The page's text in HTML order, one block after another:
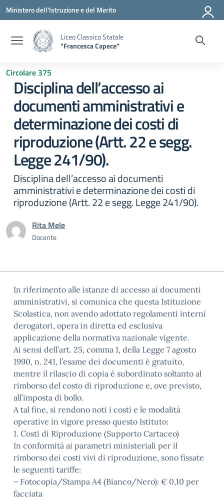
Vai ai contenuti
Vai al menu di navigazione
Vai al footer
Ministero dell'Istruzione e del Merito
Liceo Classico Statale
"Francesca Capece"
Circolare 375
Disciplina dell’accesso ai
documenti amministrativi e
determinazione dei costi di
riproduzione (Artt. 22 e segg.
Legge 241/90).
Disciplina dell’accesso ai documenti
amministrativi e determinazione dei costi di
riproduzione (Artt. 22 e segg. Legge 241/90).
Rita Mele
Docente
In riferimento alle istanze di accesso ai documenti
amministrativi, si comunica che questa Istituzione
Scolastica, non avendo adottato regolamenti interni
derogatori, opera in diretta ed esclusiva
applicazione della normativa nazionale vigente.
Ai sensi dell’art. 25, comma 1, della Legge 7 agosto
1990, n. 241, l’esame dei documenti è gratuito,
mentre il rilascio di copia è subordinato soltanto al
rimborso del costo di riproduzione e, ove previsto,
all’imposta di bollo.
A tal fine, si rendono noti i costi e le modalità
operative in vigore presso questo Istituto:
1. Costi di Riproduzione (Supporto Cartaceo)
In conformità ai parametri ministeriali per il
rimborso dei costi vivi di riproduzione, sono fissate
le seguenti tariffe:
– Fotocopia/Stampa A4 (Bianco/Nero): € 0,10 per
facciata